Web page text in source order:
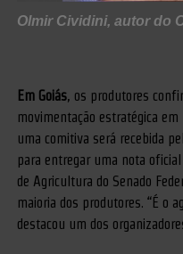
Olmir Cividini, autor do
Em Goiás, os produtores
movimentação estratégica
uma comitiva será recebida
para entregar uma nota
de Agricultura do Senado
maioria dos produtores. “É o
destacou um dos